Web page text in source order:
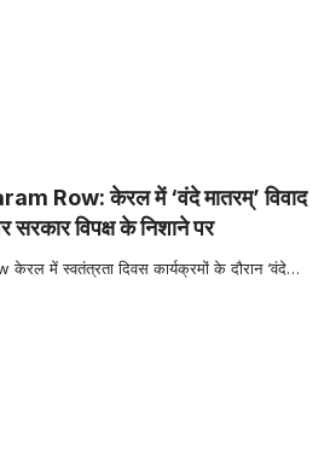
Row: केरल में ‘वंदे मातरम्’ विवाद
सरकार विपक्ष के निशाने पर
में स्वतंत्रता दिवस कार्यक्रमों के दौरान ‘वंदे…